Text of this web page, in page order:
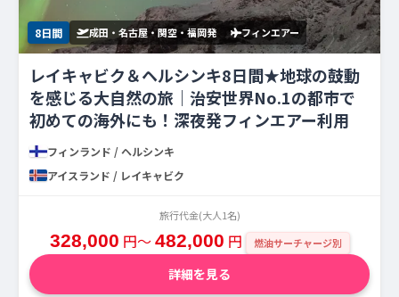
8日間 成田・名古屋・関空・福岡発 フィンエアー
レイキャビク＆ヘルシンキ8日間★地球の鼓動
を感じる大自然の旅｜治安世界No.1の都市で
初めての海外にも！深夜発フィンエアー利用
フィンランド / ヘルシンキ
アイスランド / レイキャビク
旅行代金(大人1名)
328,000 円〜482,000 円 燃油サーチャージ別
詳細を見る